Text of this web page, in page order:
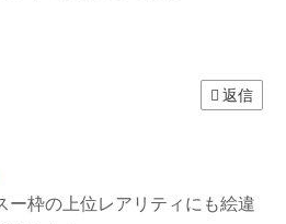
返信
ー枠の上位レアリティにも絵違